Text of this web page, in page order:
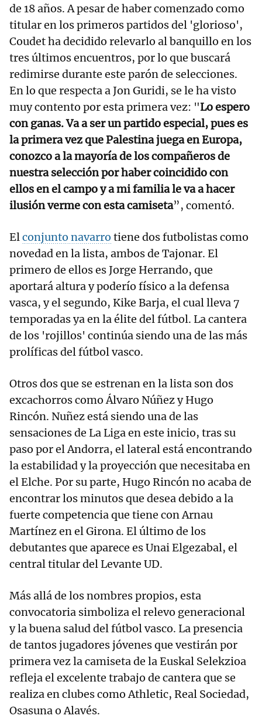
de 18 años. A pesar de haber comenzado como
titular en los primeros partidos del 'glorioso',
Coudet ha decidido relevarlo al banquillo en los
tres últimos encuentros, por lo que buscará
redimirse durante este parón de selecciones.
En lo que respecta a Jon Guridi, se le ha visto
muy contento por esta primera vez: "Lo espero
con ganas. Va a ser un partido especial, pues es
la primera vez que Palestina juega en Europa,
conozco a la mayoría de los compañeros de
nuestra selección por haber coincidido con
ellos en el campo y a mi familia le va a hacer
ilusión verme con esta camiseta”, comentó.
Elconjunto navarro tiene dos futbolistas como
novedad en la lista, ambos de Tajonar. El
primero de ellos es Jorge Herrando, que
aportará altura y poderío físico a la defensa
vasca, y el segundo, Kike Barja, el cual lleva 7
temporadas ya en la élite del fútbol. La cantera
de los 'rojillos' continúa siendo una de las más
prolíficas del fútbol vasco.
Otros dos que se estrenan en la lista son dos
excachorros como Álvaro Núñez y Hugo
Rincón. Nuñez está siendo una de las
sensaciones de La Liga en este inicio, tras su
paso por el Andorra, el lateral está encontrando
la estabilidad y la proyección que necesitaba en
el Elche. Por su parte, Hugo Rincón no acaba de
encontrar los minutos que desea debido a la
fuerte competencia que tiene con Arnau
Martínez en el Girona. El último de los
debutantes que aparece es Unai Elgezabal, el
central titular del Levante UD.
Más allá de los nombres propios, esta
convocatoria simboliza el relevo generacional
y la buena salud del fútbol vasco. La presencia
de tantos jugadores jóvenes que vestirán por
primera vez la camiseta de la Euskal Selekzioa
refleja el excelente trabajo de cantera que se
realiza en clubes como Athletic, Real Sociedad,
Osasuna o Alavés.